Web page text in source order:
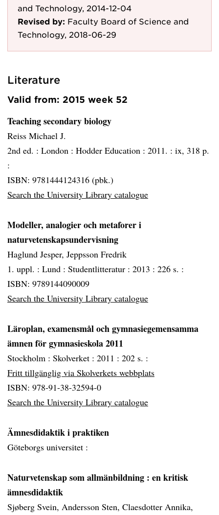
and Technology, 2014-12-04
Revised by: Faculty Board of Science and
Technology, 2018-06-29
Literature
Valid from: 2015 week 52
Teaching secondary biology
Reiss Michael J.
2nd ed. : London : Hodder Education : 2011. : ix, 318 p.
:
ISBN: 9781444124316 (pbk.)
Search the University Library catalogue
Modeller, analogier och metaforer i
naturvetenskapsundervisning
Haglund Jesper, Jeppsson Fredrik
1. uppl. : Lund : Studentlitteratur : 2013 : 226 s. :
ISBN: 9789144090009
Search the University Library catalogue
Läroplan, examensmål och gymnasiegemensamma
ämnen för gymnasieskola 2011
Stockholm : Skolverket : 2011 : 202 s. :
Fritt tillgänglig via Skolverkets webbplats
ISBN: 978-91-38-32594-0
Search the University Library catalogue
Ämnesdidaktik i praktiken
Göteborgs universitet :
Naturvetenskap som allmänbildning : en kritisk
ämnesdidaktik
Sjøberg Svein, Andersson Sten, Claesdotter Annika,